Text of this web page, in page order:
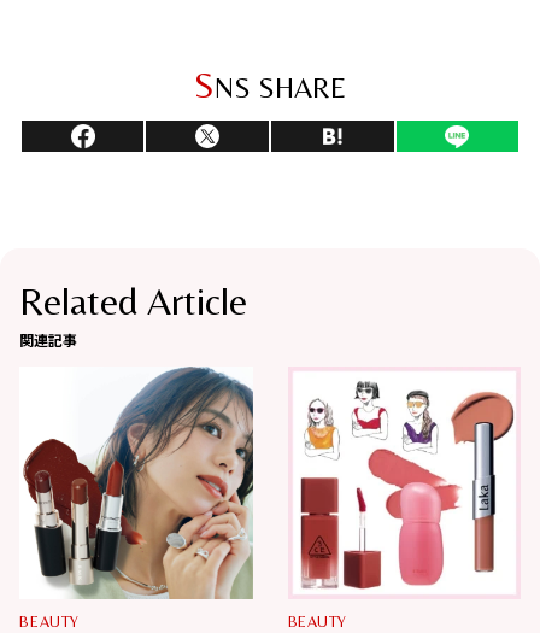
SNS SHARE
Related Article
関連記事
BEAUTY BEAUTY